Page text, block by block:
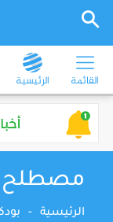
القائمة الرئيسية
مصطلح
الرئيسية -